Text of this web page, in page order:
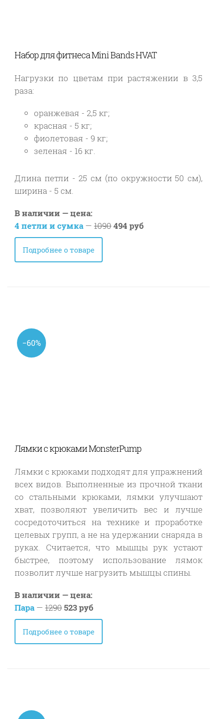
Набор для фитнеса Mini Bands HVAT
Нагрузки по цветам при растяжении в 3,5
раза:
оранжевая - 2,5 кг;
красная - 5 кг;
фиолетовая - 9 кг;
зеленая - 16 кг.
Длина петли - 25 см (по окружности 50 см),
ширина - 5 см.
В наличии — цена:
4 петли и сумка — 1090494 руб
Подробнее о товаре
−60%
Лямки с крюками MonsterPump
Лямки с крюками подходят для упражнений
всех видов. Выполненные из прочной ткани
со стальными крюками, лямки улучшают
хват, позволяют увеличить вес и лучше
сосредоточиться на технике и проработке
целевых групп, а не на удержании снаряда в
руках. Считается, что мышцы рук устают
быстрее, поэтому использование лямок
позволит лучше нагрузить мышцы спины.
В наличии — цена:
Пара — 1290523 руб
Подробнее о товаре